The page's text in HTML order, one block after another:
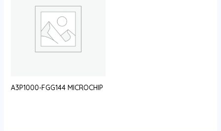
A3P1000-FGG144 MICROCHIP